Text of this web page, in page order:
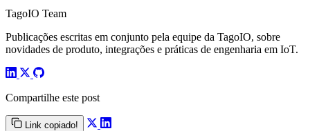
TagoIO Team
Publicações escritas em conjunto pela equipe da TagoIO, sobre
novidades de produto, integrações e práticas de engenharia em IoT.
Compartilhe este post
Link copiado!